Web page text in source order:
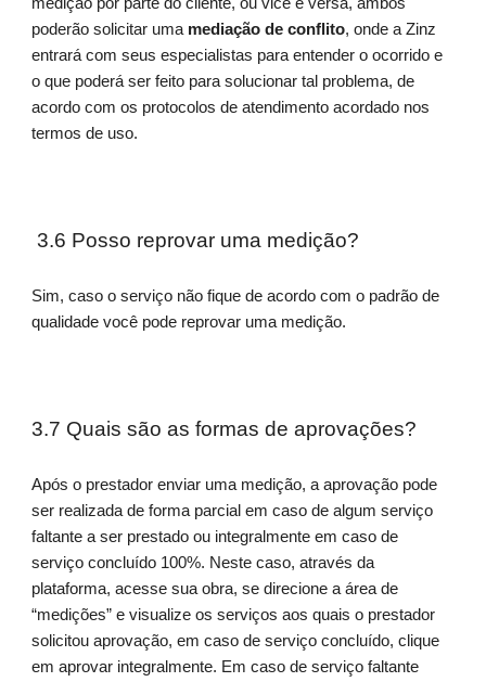
poderão solicitar uma mediação de conflito, onde a Zinz
entrará com seus especialistas para entender o ocorrido e
o que poderá ser feito para solucionar tal problema, de
acordo com os protocolos de atendimento acordado nos
termos de uso.
3.6 Posso reprovar uma medição?
Sim, caso o serviço não fique de acordo com o padrão de
qualidade você pode reprovar uma medição.
3.7 Quais são as formas de aprovações?
Após o prestador enviar uma medição, a aprovação pode
ser realizada de forma parcial em caso de algum serviço
faltante a ser prestado ou integralmente em caso de
serviço concluído 100%. Neste caso, através da
plataforma, acesse sua obra, se direcione a área de
“medições” e visualize os serviços aos quais o prestador
solicitou aprovação, em caso de serviço concluído, clique
em aprovar integralmente. Em caso de serviço faltante